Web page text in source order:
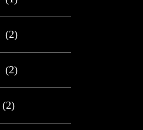
(2)
(2)
(2)